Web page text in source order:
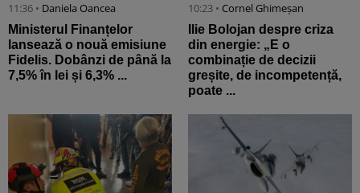
11:36 • Daniela Oancea
Ministerul Finanțelor
lansează o nouă emisiune
Fidelis. Dobânzi de până la
7,5% în lei și 6,3% ...
10:23 • Cornel Ghimeșan
Ilie Bolojan despre criza
din energie: „E o
combinație de decizii
greșite, de incompetență,
poate ...